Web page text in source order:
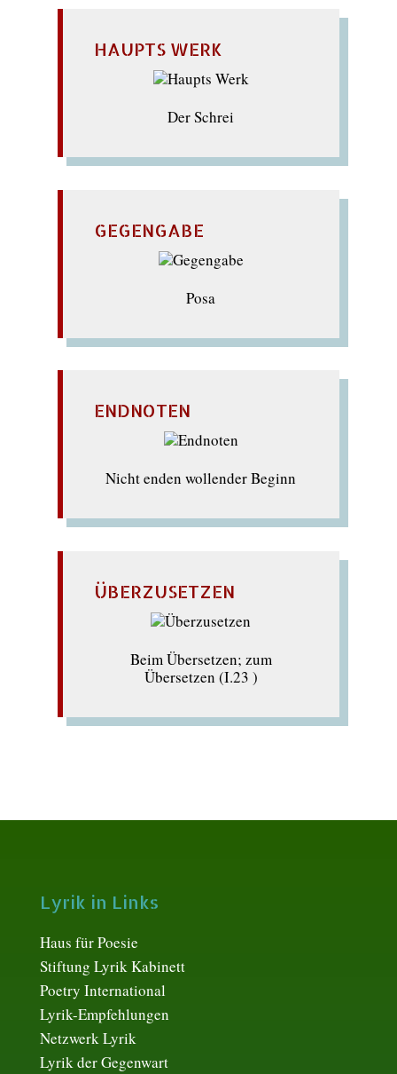
HAUPTS WERK
Der Schrei
GEGENGABE
Posa
ENDNOTEN
Nicht enden wollender Beginn
ÜBERZUSETZEN
Beim Übersetzen; zum
Übersetzen (I.23 )
Lyrik in Links
Haus für Poesie
Stiftung Lyrik Kabinett
Poetry International
Lyrik-Empfehlungen
Netzwerk Lyrik
Lyrik der Gegenwart